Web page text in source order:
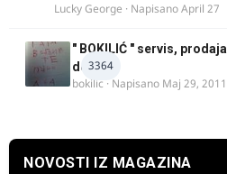
Lucky George · NapisanoApril 27
3364
" BOKILIĆ " servis, prodaja
delova
bokilic · Napisano Maj 29, 2011
NOVOSTI IZ MAGAZINA